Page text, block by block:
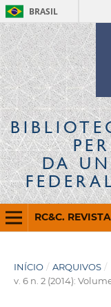
BRASIL
DA
INÍCIO / ARQUIVOS /
v. 6 n. 2 (2014):